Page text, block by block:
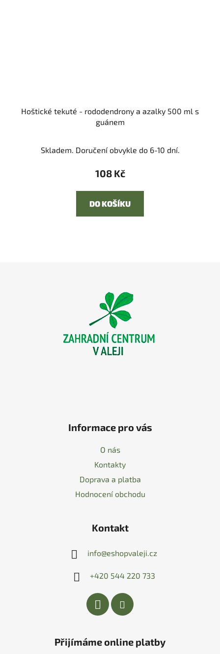
Hoštické tekuté - rododendrony a azalky 500 ml s
guánem
Skladem. Doručení obvykle do 6-10 dní.
108 Kč
DO KOŠÍKU
Informace pro vás
O nás
Kontakty
Doprava a platba
Hodnocení obchodu
Kontakt
info@eshopvaleji.cz
+420 544 220 733
Přijímáme online platby